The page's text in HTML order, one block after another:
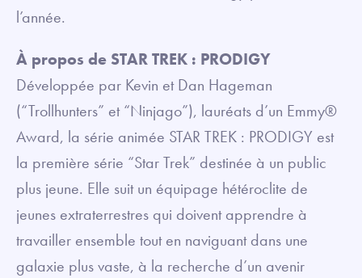
l’année.
À propos de STAR TREK : PRODIGY
Développée par Kevin et Dan Hageman
(“Trollhunters” et “Ninjago”), lauréats d’un Emmy®
Award, la série animée STAR TREK : PRODIGY est
la première série “Star Trek” destinée à un public
plus jeune. Elle suit un équipage hétéroclite de
jeunes extraterrestres qui doivent apprendre à
travailler ensemble tout en naviguant dans une
galaxie plus vaste, à la recherche d’un avenir